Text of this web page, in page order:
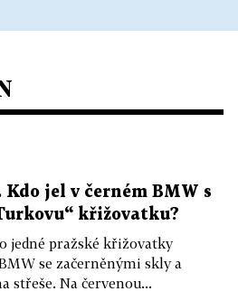
Kdo jel v černém BMW s
křižovatku?
jedné pražské křižovatky
se začerněnými skly a
střeše. Na červenou...